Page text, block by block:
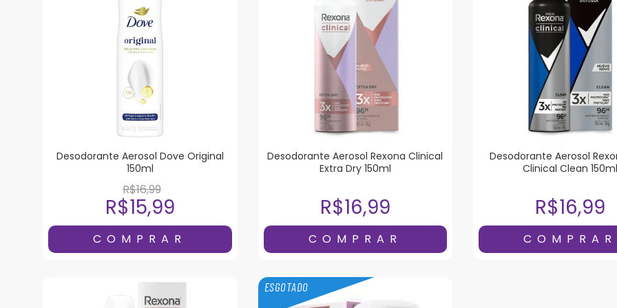
Desodorante Aerosol Dove Original
150ml
R$16,99
R$15,99
Desodorante Aerosol Rexona Clinical
Extra Dry 150ml
R$16,99
Desodorante Aerosol
Clinical Clean
R$16,99
ESGOTADO